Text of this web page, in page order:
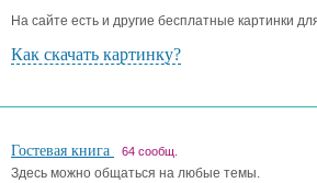
На сайте есть и другие бесплатные картинки
Как скачать картинку?
Гостевая книга 64 сообщ.
Здесь можно общаться на любые темы.